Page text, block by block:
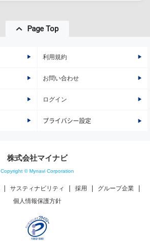
Page Top
利用規約
お問い合わせ
ログイン
プライバシー設定
株式会社マイナビ
Copyright © Mynavi Corporation
サスティナビリティ 採用
グループ企業
個人情報保護方針